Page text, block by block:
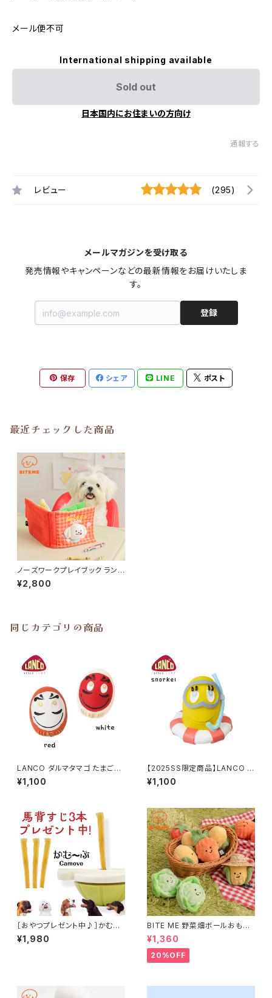
メール便不可
International shipping available
Sold out
日本国内にお住まいの方向け
通報する
レビュー (295)
メールマガジンを受け取る
発売情報やキャンペーンなどの最新情報をお届けいたしま
す。
登録
保存 シェア LINE ポスト
最近チェックした商品
ノーズワークプレイブック ランチ
ボックス BITE ME バイトミー
¥2,800
同じカテゴリの商品
LANCO ダルマタマゴ たまごち
ゃん 犬用 おもちゃ【お正月/新
春】
¥1,100
【2025SS限定商品】LANCO ス
ノーケル (イエロー) たまごちゃ
ん 犬用 おもちゃ
¥1,100
［おやつプレゼント中♪］かむ～
ぶ 愛犬用ガムスタンド camo
ve おもちゃ 丸のみ防止
¥1,980
BITE ME 野菜畑ボールおもち
ゃ 2個セット バイトミー
¥1,360
20%OFF